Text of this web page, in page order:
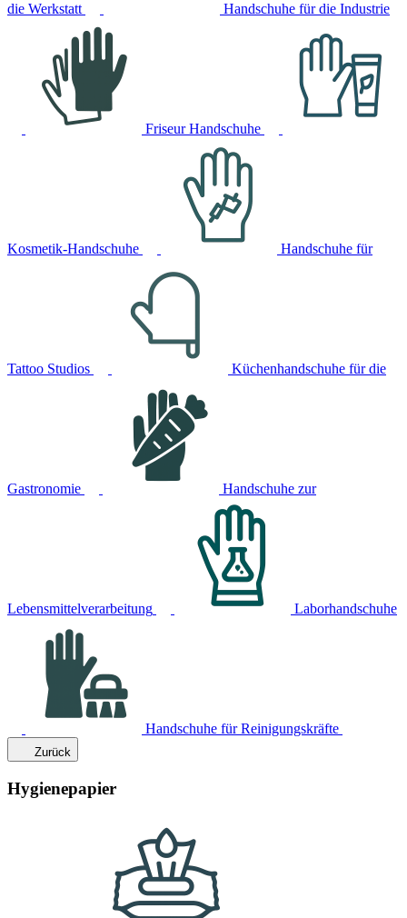
die Werkstatt Handschuhe für die Industrie
Friseur Handschuhe
Kosmetik-Handschuhe Handschuhe für
Tattoo Studios Küchenhandschuhe für die
Gastronomie Handschuhe zur
Lebensmittelverarbeitung Laborhandschuhe
Handschuhe für Reinigungskräfte
Zurück
Hygienepapier